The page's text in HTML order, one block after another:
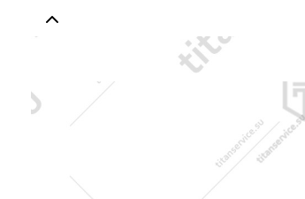
Консультация